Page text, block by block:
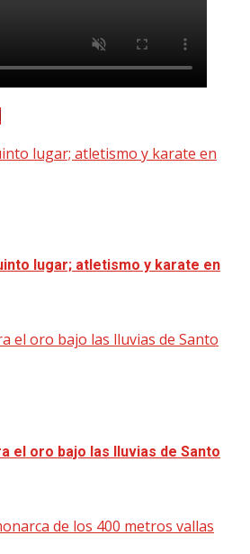
lugar; atletismo y karate en
lugar; atletismo y karate en
el oro bajo las lluvias de Santo
el oro bajo las lluvias de Santo
de los 400 metros vallas